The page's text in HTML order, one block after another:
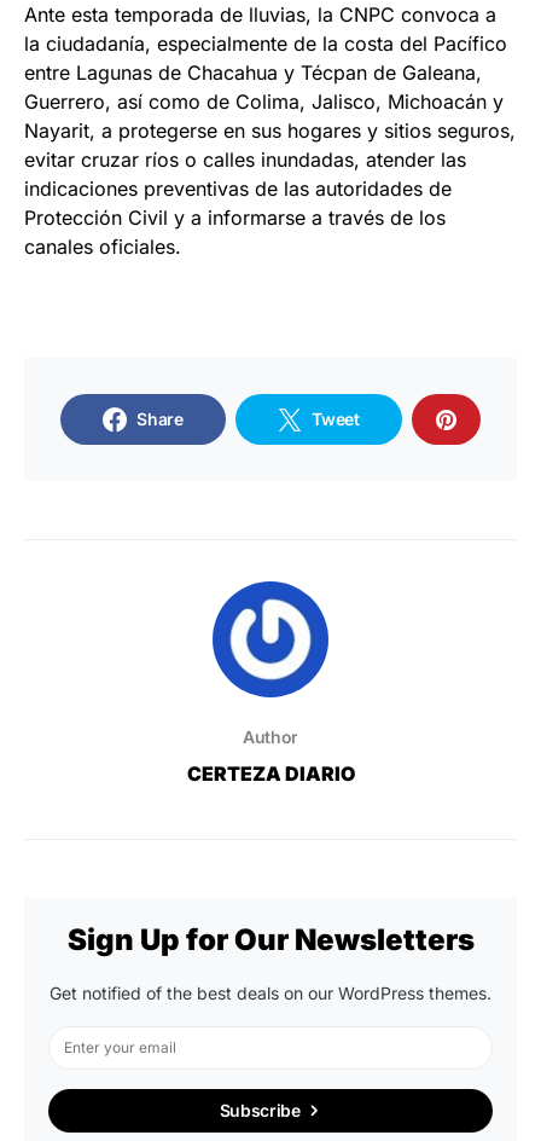
Ante esta temporada de lluvias, la CNPC convoca a
la ciudadanía, especialmente de la costa del Pacífico
entre Lagunas de Chacahua y Técpan de Galeana,
Guerrero, así como de Colima, Jalisco, Michoacán y
Nayarit, a protegerse en sus hogares y sitios seguros,
evitar cruzar ríos o calles inundadas, atender las
indicaciones preventivas de las autoridades de
Protección Civil y a informarse a través de los
canales oficiales.
Share Tweet
Author
CERTEZA DIARIO
Sign Up for Our Newsletters
Get notified of the best deals on our WordPress themes.
Subscribe